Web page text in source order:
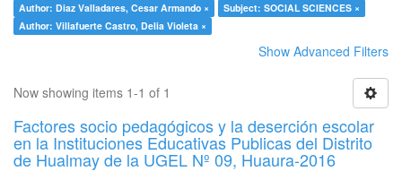
Author: Diaz Valladares, Cesar Armando ×
Subject: SOCIAL SCIENCES ×
Author: Villafuerte Castro, Delia Violeta ×
Show Advanced Filters
Now showing items 1-1 of 1
Factores socio pedagógicos y la deserción escolar
en la Instituciones Educativas Publicas del Distrito
de Hualmay de la UGEL Nº 09, Huaura-2016